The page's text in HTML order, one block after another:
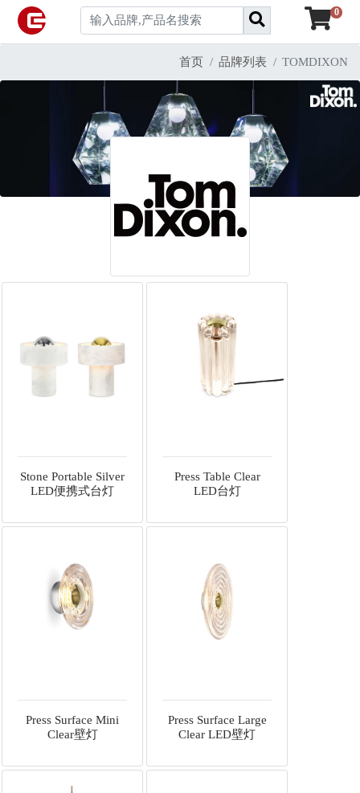
0
首页 品牌列表 TOMDIXON
Stone Portable Silver
LED便携式台灯
Press Table Clear
LED台灯
Press Surface Mini
Clear壁灯
Press Surface Large
Clear LED壁灯